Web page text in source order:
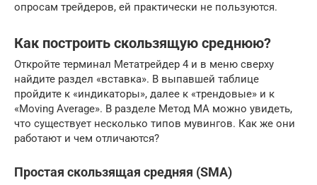
опросам трейдеров, ей практически не пользуются.
Как построить скользящую среднюю?
Откройте терминал Метатрейдер 4 и в меню сверху
найдите раздел «вставка». В выпавшей таблице
пройдите к «индикаторы», далее к «трендовые» и к
«Moving Average». В разделе Метод МА можно увидеть,
что существует несколько типов мувингов. Как же они
работают и чем отличаются?
Простая скользящая средняя (SMA)